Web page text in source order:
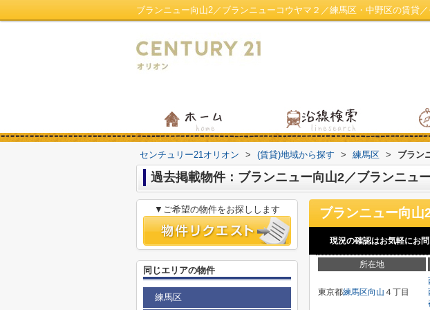
ブランニュー向山2／ブランニューコウヤマ２／練馬区・中野区の賃貸
センチュリー21オリオン > (賃貸)地域から探す > 練馬区 > ブラン
過去掲載物件：ブランニュー向山2／ブランニュ
現況の確認はお気軽にお問
所在地
東京都練馬区向山 ４丁目
▼ご希望の物件をお探しします
同じエリアの物件
練馬区